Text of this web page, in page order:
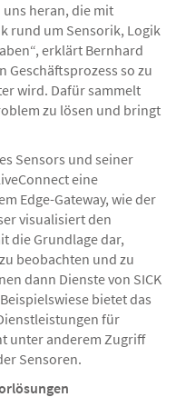
heran, die mit
rund um Sensorik, Logik
erklärt Bernhard
Geschäftsprozess so zu
wird. Dafür sammelt
zu lösen und bringt
Sensors und seiner
eine
Edge-Gateway, wie der
visualisiert den
die Grundlage dar,
beobachten und zu
dann Dienste von SICK
bietet das
für
unter anderem Zugriff
Sensoren.